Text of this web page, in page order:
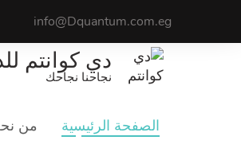
info@Dquantum.com.eg
دي كوانتم
نجاحنا نجاحك
الصفحة الرئيسية من